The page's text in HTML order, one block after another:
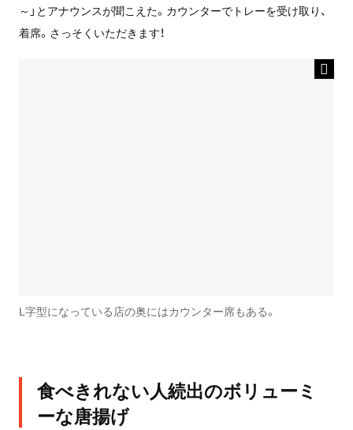
～」とアナウンスが聞こえた。カウンターでトレーを受け取り、
着席。さっそくいただきます！
L字型になっている店の奥にはカウンター席もある。
食べきれない人続出のボリューミ
ーな唐揚げ